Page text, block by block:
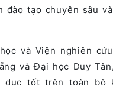
đào tạo chuyên sâu
và Viện nghiên
và Đại học Duy
dục tốt trên toàn bộ